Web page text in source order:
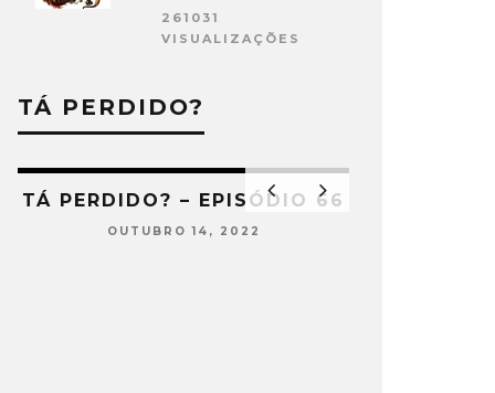
261031
VISUALIZAÇÕES
TÁ PERDIDO?
TÁ PERDIDO? – EPISÓDIO 66
OUTUBRO 14, 2022